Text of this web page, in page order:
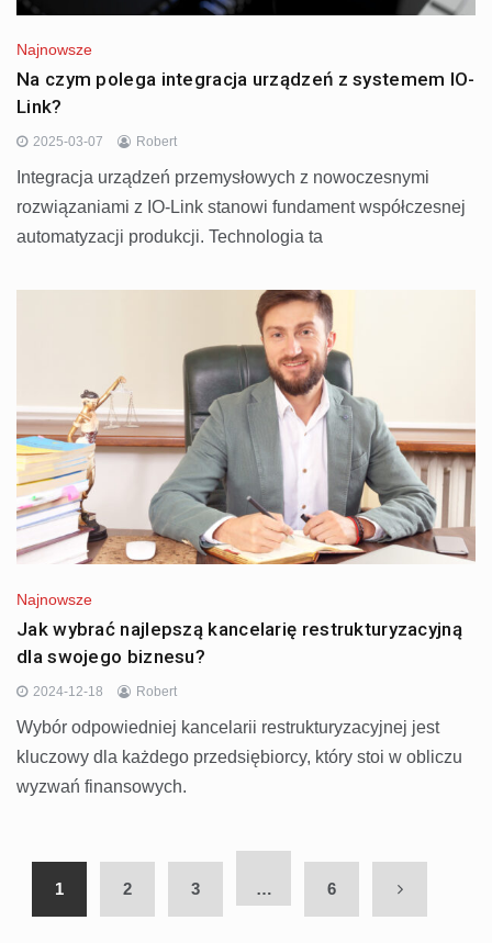
Najnowsze
Na czym polega integracja urządzeń z systemem IO-
Link?
2025-03-07 Robert
Integracja urządzeń przemysłowych z nowoczesnymi
rozwiązaniami z IO-Link stanowi fundament współczesnej
automatyzacji produkcji. Technologia ta
Najnowsze
Jak wybrać najlepszą kancelarię restrukturyzacyjną
dla swojego biznesu?
2024-12-18 Robert
Wybór odpowiedniej kancelarii restrukturyzacyjnej jest
kluczowy dla każdego przedsiębiorcy, który stoi w obliczu
wyzwań finansowych.
1 2 3 … 6